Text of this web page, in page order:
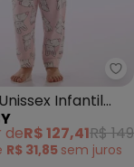
Pijama Cute
Infantil
Rosa
deR$ 127,41R$
R$ 31,85 sem juros